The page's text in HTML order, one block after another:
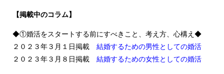
【掲載中のコラム】
◆①婚活をスタートする前にすべきこと、考え方、心構え◆
２０２３年３月１日掲載 結婚するための男性としての婚活
２０２３年３月８日掲載 結婚するための女性としての婚活